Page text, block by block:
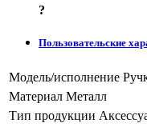
?
Пользовательские
Модель/исполнение
Материал Металл
Тип продукции